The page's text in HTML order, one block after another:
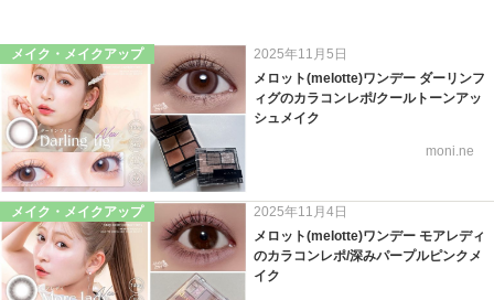
メイク・メイクアップ
2025年11月5日
メロット(melotte)ワンデー ダーリンフ
ィグのカラコンレポ/クールトーンアッ
シュメイク
moni.ne
メイク・メイクアップ
2025年11月4日
メロット(melotte)ワンデー モアレディ
のカラコンレポ/深みパープルピンクメ
イク